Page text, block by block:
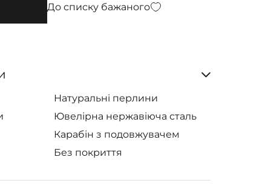
До списку бажаного
Натуральні перлини
Ювелірна нержавіюча сталь
Карабін з подовжувачем
Без покриття